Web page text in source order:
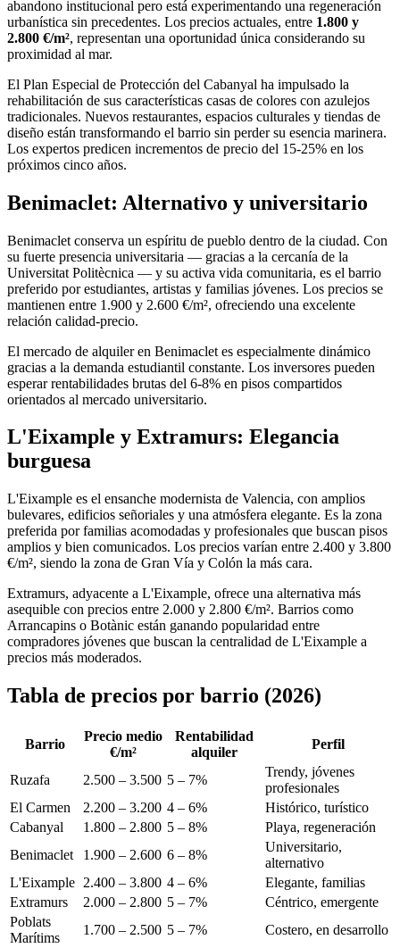
abandono institucional pero está experimentando una regeneración
urbanística sin precedentes. Los precios actuales, entre 1.800 y
2.800 €/m², representan una oportunidad única considerando su
proximidad al mar.
El Plan Especial de Protección del Cabanyal ha impulsado la
rehabilitación de sus características casas de colores con azulejos
tradicionales. Nuevos restaurantes, espacios culturales y tiendas de
diseño están transformando el barrio sin perder su esencia marinera.
Los expertos predicen incrementos de precio del 15-25% en los
próximos cinco años.
Benimaclet: Alternativo y universitario
Benimaclet conserva un espíritu de pueblo dentro de la ciudad. Con
su fuerte presencia universitaria — gracias a la cercanía de la
Universitat Politècnica — y su activa vida comunitaria, es el barrio
preferido por estudiantes, artistas y familias jóvenes. Los precios se
mantienen entre 1.900 y 2.600 €/m², ofreciendo una excelente
relación calidad-precio.
El mercado de alquiler en Benimaclet es especialmente dinámico
gracias a la demanda estudiantil constante. Los inversores pueden
esperar rentabilidades brutas del 6-8% en pisos compartidos
orientados al mercado universitario.
L'Eixample y Extramurs: Elegancia
burguesa
L'Eixample es el ensanche modernista de Valencia, con amplios
bulevares, edificios señoriales y una atmósfera elegante. Es la zona
preferida por familias acomodadas y profesionales que buscan pisos
amplios y bien comunicados. Los precios varían entre 2.400 y 3.800
€/m², siendo la zona de Gran Vía y Colón la más cara.
Extramurs, adyacente a L'Eixample, ofrece una alternativa más
asequible con precios entre 2.000 y 2.800 €/m². Barrios como
Arrancapins o Botànic están ganando popularidad entre
compradores jóvenes que buscan la centralidad de L'Eixample a
precios más moderados.
Tabla de precios por barrio (2026)
Barrio
Precio medio
€/m²
Rentabilidad
alquiler
Perfil
Ruzafa 2.500 – 3.500 5 – 7%
Trendy, jóvenes
profesionales
El Carmen
2.200 – 3.200 4 – 6%
Histórico, turístico
Cabanyal
1.800 – 2.800 5 – 8%
Playa, regeneración
Benimaclet
1.900 – 2.600 6 – 8%
Universitario,
alternativo
L'Eixample 2.400 – 3.800 4 – 6%
Elegante, familias
Extramurs
2.000 – 2.800 5 – 7%
Céntrico, emergente
Poblats
Marítims
1.700 – 2.500 5 – 7% Costero, en desarrollo